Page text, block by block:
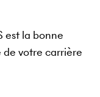
est la bonne
de votre carrière